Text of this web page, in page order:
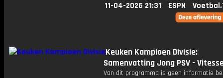
11-04-2026 21:31 ESPN
Keuken Kampioen Divisie:
Samenvatting Jong PSV -
Van dit programma is geen informatie